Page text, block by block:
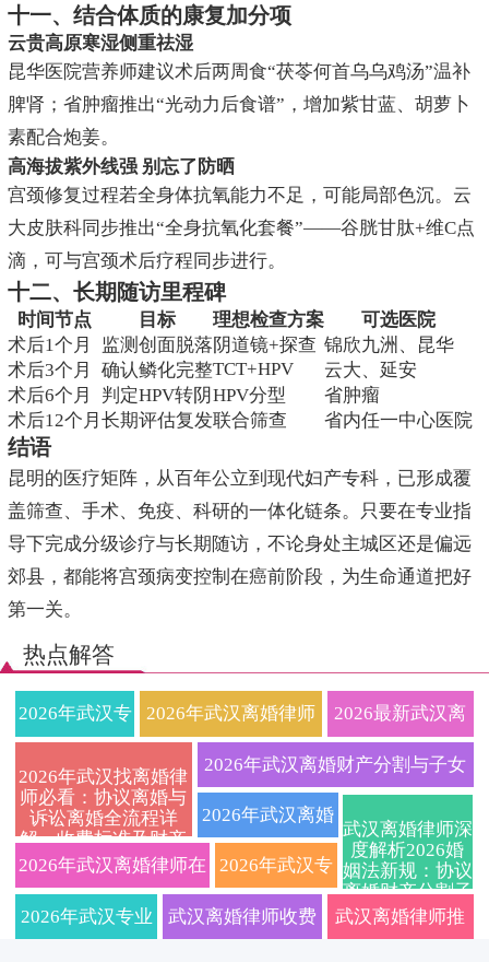
十一、结合体质的康复加分项
云贵高原寒湿侧重祛湿
昆华医院营养师建议术后两周食“茯苓何首乌乌鸡汤”温补
脾肾；省肿瘤推出“光动力后食谱”，增加紫甘蓝、胡萝卜
素配合炮姜。
高海拔紫外线强 别忘了防晒
宫颈修复过程若全身体抗氧能力不足，可能局部色沉。云
大皮肤科同步推出“全身抗氧化套餐”——谷胱甘肽+维C点
滴，可与宫颈术后疗程同步进行。
十二、长期随访里程碑
时间节点 目标 理想检查方案
可选医院
术后1个月
监测创面脱落阴道镜+探查 锦欣九洲、昆华
术后3个月
确认鳞化完整TCT+HPV
云大、延安
术后6个月
判定HPV转阴 HPV分型
省肿瘤
术后12个月 长期评估复发联合筛查 省内任一中心医院
结语
昆明的医疗矩阵，从百年公立到现代妇产专科，已形成覆
盖筛查、手术、免疫、科研的一体化链条。只要在专业指
导下完成分级诊疗与长期随访，不论身处主城区还是偏远
郊县，都能将宫颈病变控制在癌前阶段，为生命通道把好
第一关。
热点解答
2026年武汉专
线咨询：快速
解答离婚财产
分割、抚养权
争议，本地律
2026年武汉离婚律师
权威解读：武汉离婚
流程、费用标准及财
产分割、子女抚养权
争议解决策略，免费
咨询获取专属离婚方
2026最新武汉离
婚律师收费标准
解，财产分割、
抚养权争夺、离
婚协议避坑指南
2026年武汉找离婚律
师必看：协议离婚与
诉讼离婚全流程详
解、收费标准及财产
分割子女抚养问题免
费在线咨询
2026年武汉离婚财产分割与子女
抚养权纠纷一站式律师咨询指南
（附离婚流程费用详解）
2026年武汉离婚
律师费用标准一
览！权威婚姻家
2026年武汉离婚律师在
线咨询：专业婚姻家事
2026年武汉专
业离婚律师在
武汉离婚律师深
度解析2026婚
姻法新规：协议
离婚财产分割子
女抚养权全流程
避坑指南
2026年武汉专业 武汉离婚律师收费 武汉离婚律师推